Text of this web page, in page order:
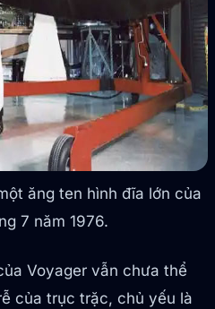
ăng ten hình đĩa lớn của
7 năm 1976.
Voyager vẫn chưa thể
của trục trặc, chủ yếu là